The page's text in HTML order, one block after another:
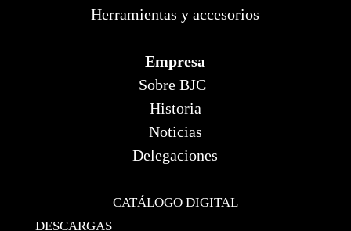
Herramientas y accesorios
Empresa
Sobre BJC
Historia
Noticias
Delegaciones
CATÁLOGO DIGITAL
DESCARGAS